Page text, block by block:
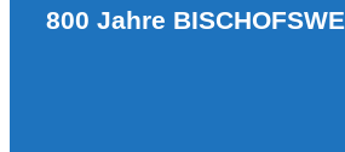
800 Jahre